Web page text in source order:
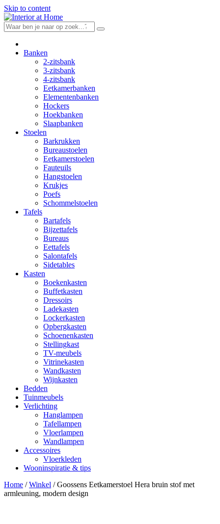
Skip to content
Banken
2-zitsbank
3-zitsbank
4-zitsbank
Eetkamerbanken
Elementenbanken
Hockers
Hoekbanken
Slaapbanken
Stoelen
Barkrukken
Bureaustoelen
Eetkamerstoelen
Fauteuils
Hangstoelen
Krukjes
Poefs
Schommelstoelen
Tafels
Bartafels
Bijzettafels
Bureaus
Eettafels
Salontafels
Sidetables
Kasten
Boekenkasten
Buffetkasten
Dressoirs
Ladekasten
Lockerkasten
Opbergkasten
Schoenenkasten
Stellingkast
TV-meubels
Vitrinekasten
Wandkasten
Wijnkasten
Bedden
Tuinmeubels
Verlichting
Hanglampen
Tafellampen
Vloerlampen
Wandlampen
Accessoires
Vloerkleden
Wooninspiratie & tips
Home /Winkel /Goossens Eetkamerstoel Hera bruin stof met
armleuning, modern design